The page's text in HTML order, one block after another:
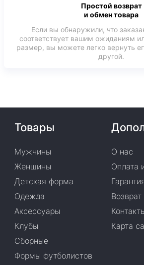
Простой возврат
и обмен товара
Если вы обнаружили, что
соответствует вашим ожиданиям
размер, вы можете легко вернуть
другой.
Товары
Мужчины
Женщины
Детская форма
Одежда
Аксессуары
Клубы
Сборные
Формы футболистов
О нас
Оплата
Возврат
Карта